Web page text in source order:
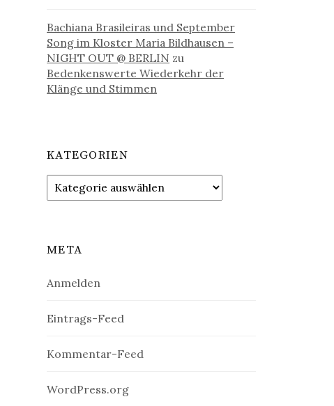
Bachiana Brasileiras und September
Song im Kloster Maria Bildhausen –
NIGHT OUT @ BERLIN zu
Bedenkenswerte Wiederkehr der
Klänge und Stimmen
KATEGORIEN
Kategorien
META
Anmelden
Eintrags-Feed
Kommentar-Feed
WordPress.org